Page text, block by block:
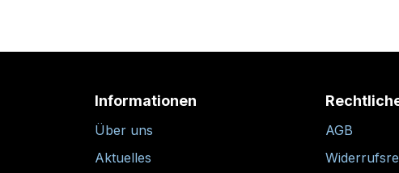
Informationen
Über uns
Aktuelles
AGB